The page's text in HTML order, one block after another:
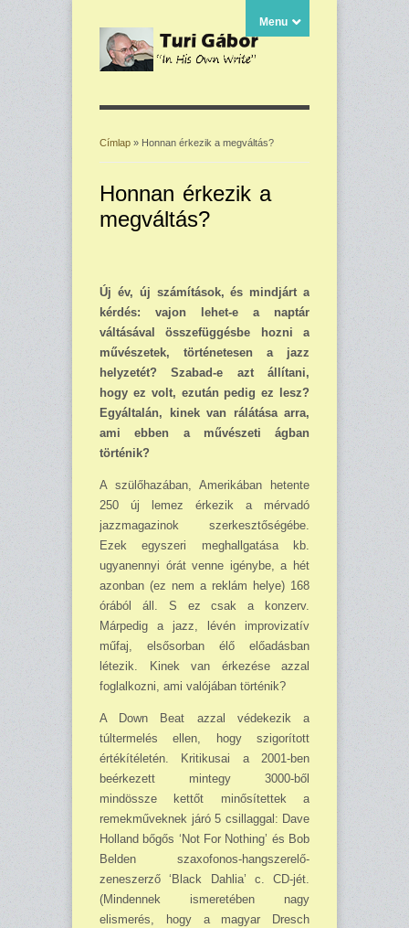
Menu
Címlap » Honnan érkezik a megváltás?
Honnan érkezik a
megváltás?
Új év, új számítások, és mindjárt a
kérdés: vajon lehet-e a naptár
váltásával összefüggésbe hozni a
művészetek, történetesen a jazz
helyzetét? Szabad-e azt állítani,
hogy ez volt, ezután pedig ez lesz?
Egyáltalán, kinek van rálátása arra,
ami ebben a művészeti ágban
történik?
A szülő­ha­zában, Amerikában hetente
250 új lemez érkezik a mérvadó
jazzmagazinok szerkesz­tőségébe.
Ezek egyszeri meghallgatása kb.
ugyanennyi órát venne igénybe, a hét
azonban (ez nem a reklám helye) 168
órából áll. S ez csak a konzerv.
Márpedig a jazz, lévén improvizatív
műfaj, elsősorban élő előadásban
létezik. Kinek van érkezése azzal
foglalkozni, ami valójában történik?
A Down Beat azzal védekezik a
túltermelés ellen, hogy szigorított
értékítéletén. Kritikusai a 2001-ben
beérkezett mintegy 3000-ből
mindössze kettőt minősítettek a
remekműveknek járó 5 csillaggal: Dave
Holland bőgős ‘Not For Nothing’ és Bob
Belden szaxofonos-hangszerelő-
zeneszerző ‘Black Dahlia’ c. CD-jét.
(Mindennek ismeretében nagy
elismerés, hogy a magyar Dresch